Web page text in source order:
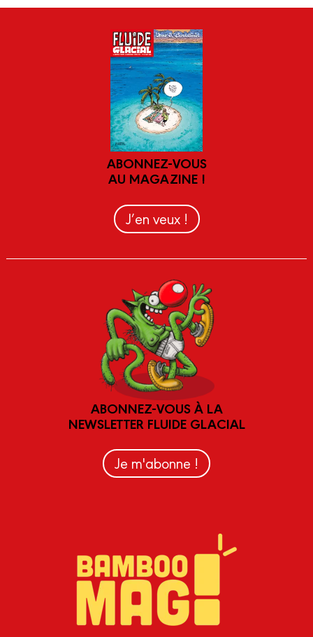
ABONNEZ-VOUS
AU MAGAZINE !
J’en veux !
ABONNEZ-VOUS À LA
NEWSLETTER FLUIDE GLACIAL
Je m'abonne !